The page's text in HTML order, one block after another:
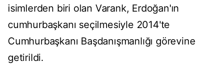
isimlerden biri olan Varank, Erdoğan'ın
cumhurbaşkanı seçilmesiyle 2014'te
Cumhurbaşkanı Başdanışmanlığı görevine
getirildi.